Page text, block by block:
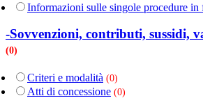
Informazioni sulle singole procedure in
-Sovvenzioni, contributi, sussidi,
(0)
Criteri e modalità (0)
Atti di concessione (0)